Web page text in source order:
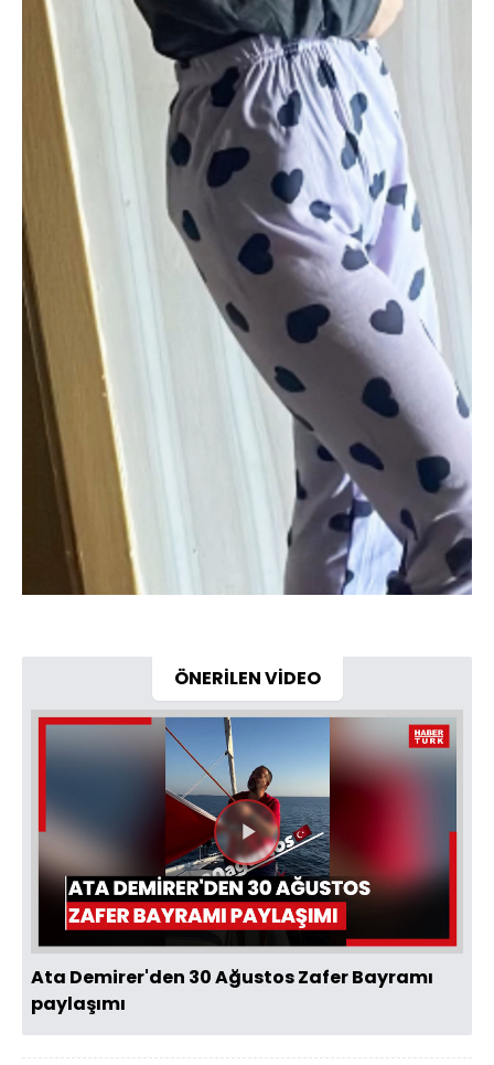
ÖNERİLEN VİDEO
Videoyu
Oynat
Ata Demirer'den 30 Ağustos Zafer Bayramı
paylaşımı